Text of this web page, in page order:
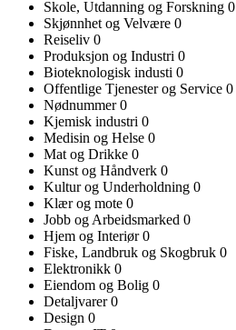
Skole, Utdanning og Forskning 0
Skjønnhet og Velvære 0
Reiseliv 0
Produksjon og Industri 0
Bioteknologisk industi 0
Offentlige Tjenester og Service 0
Nødnummer0
Kjemisk industri 0
Medisin og Helse 0
Mat og Drikke 0
Kunst og Håndverk 0
Kultur og Underholdning 0
Klær og mote 0
Jobb og Arbeidsmarked 0
Hjem og Interiør0
Fiske, Landbruk og Skogbruk 0
Elektronikk 0
Eiendom og Bolig 0
Detaljvarer0
Design 0